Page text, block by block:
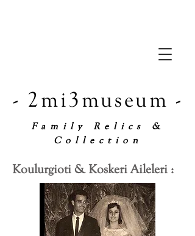
- 2mi3museum -
Family Relics &
Collection
Koulurgioti & Koskeri Aileleri :